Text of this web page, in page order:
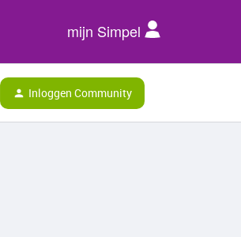
mijn Simpel
Inloggen Community